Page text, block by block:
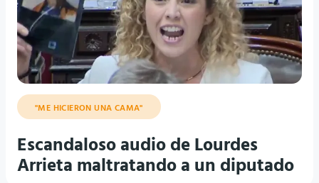
"ME HICIERON UNA CAMA"
Escandaloso audio de Lourdes
Arrieta maltratando a un diputado